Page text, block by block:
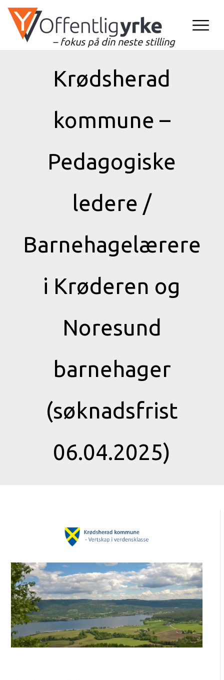
– fokus på din neste stilling
Krødsherad
kommune –
Pedagogiske
ledere /
Barnehagelærere
i Krøderen og
Noresund
barnehager
(søknadsfrist
06.04.2025)